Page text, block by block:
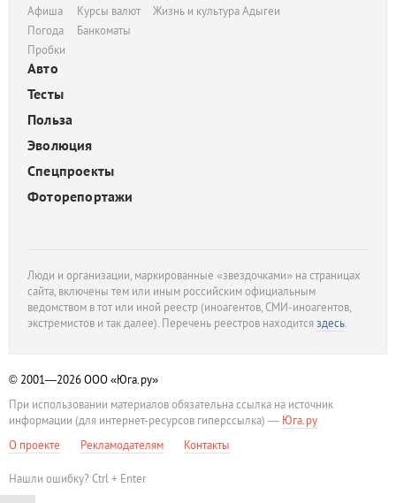
Афиша
Погода
Пробки
Курсы валют
Банкоматы
Жизнь и культура Адыгеи
Авто
Тесты
Польза
Эволюция
Спецпроекты
Фоторепортажи
Люди и организации, маркированные «звездочками» на страницах
сайта, включены тем или иным российским официальным
ведомством в тот или иной реестр (иноагентов, СМИ-иноагентов,
экстремистов и так далее). Перечень реестров находитсяздесь.
© 2001—2026ООО «Юга.ру»
При использовании материалов обязательна ссылка на источник
информации (для интернет-ресурсов гиперссылка) — Юга.ру
О проекте
Рекламодателям Контакты
Нашли ошибку? Ctrl + Enter